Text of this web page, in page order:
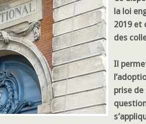
la loi
2019 et
des
Il
prise